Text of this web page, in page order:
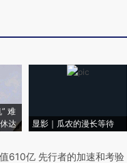
难
达
显影｜瓜农的漫长等待
610亿 先行者的加速和考验